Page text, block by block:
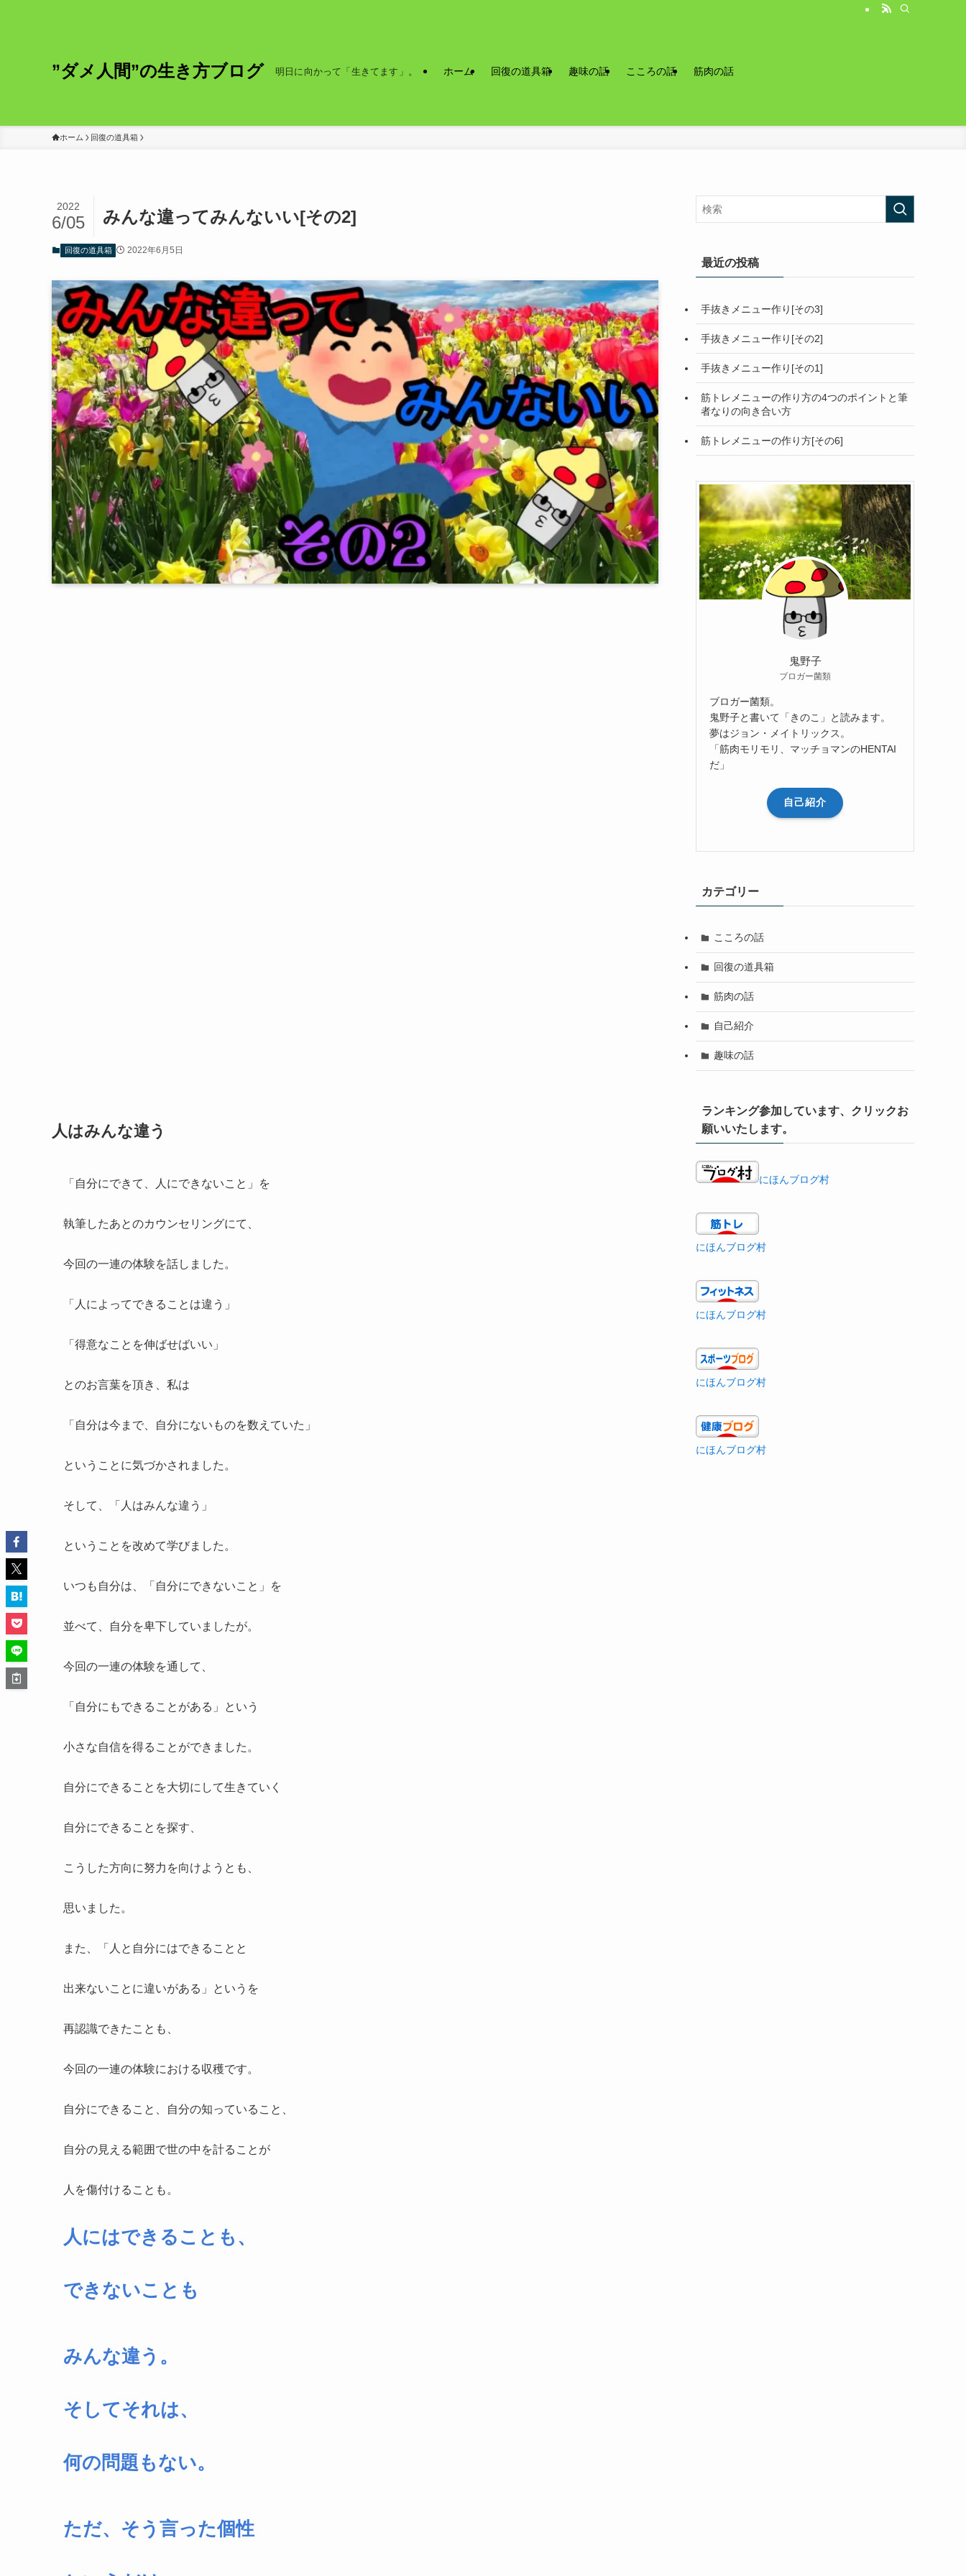
”ダメ人間”の生き方ブログ 明日に向かって「生きてます」。 ホーム 回復の道具箱 趣味の話 こころの話 筋肉の話
ホーム 回復の道具箱
みんな違ってみんないい[その2]
2022
6/05
回復の道具箱 2022年6月5日
人はみんな違う
「自分にできて、人にできないこと」を
執筆したあとのカウンセリングにて、
今回の一連の体験を話しました。
「人によってできることは違う」
「得意なことを伸ばせばいい」
とのお言葉を頂き、私は
「自分は今まで、自分にないものを数えていた」
ということに気づかされました。
そして、「人はみんな違う」
ということを改めて学びました。
いつも自分は、「自分にできないこと」を
並べて、自分を卑下していましたが。
今回の一連の体験を通して、
「自分にもできることがある」という
小さな自信を得ることができました。
自分にできることを大切にして生きていく
自分にできることを探す、
こうした方向に努力を向けようとも、
思いました。
また、「人と自分にはできることと
出来ないことに違いがある」というを
再認識できたことも、
今回の一連の体験における収穫です。
自分にできること、自分の知っていること、
自分の見える範囲で世の中を計ることが
人を傷付けることも。
人にはできることも、
できないことも
みんな違う。
そしてそれは、
何の問題もない。
ただ、そう言った個性
最近の投稿
手抜きメニュー作り[その3]
手抜きメニュー作り[その2]
手抜きメニュー作り[その1]
筋トレメニューの作り方の4つのポイントと筆
者なりの向き合い方
筋トレメニューの作り方[その6]
鬼野子
ブロガー菌類
ブロガー菌類。
鬼野子と書いて「きのこ」と読みます。
夢はジョン・メイトリックス。
「筋肉モリモリ、マッチョマンのHENTAI
だ」
自己紹介
カテゴリー
こころの話
回復の道具箱
筋肉の話
自己紹介
趣味の話
ランキング参加しています、クリックお
願いいたします。
にほんブログ村
にほんブログ村
にほんブログ村
にほんブログ村
にほんブログ村